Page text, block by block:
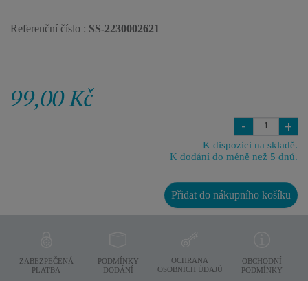
Referenční číslo : SS-2230002621
99,00 Kč
- +
K dispozici na skladě.
K dodání do méně než 5 dnů.
Přidat do nákupního košíku
ZABEZPEČENÁ
PLATBA
PODMÍNKY
DODÁNÍ
OCHRANA
OSOBNICH ÚDAJÙ
OBCHODNÍ
PODMÍNKY